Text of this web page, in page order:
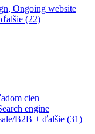
Ongoing website
(22)
cien
engine
B2B + ďalšie (31)